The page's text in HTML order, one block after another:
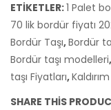
Ankara
Çubuk
/
Limonluk
Bordür
Taşı
ETIKETLER:1 Palet
70 lik bordür fiyatı
Bordür Taşı,Bordür
Bordür taşı modelleri,
taşı Fiyatları,
SHARE THIS